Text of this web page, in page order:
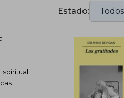
Estado: Todos